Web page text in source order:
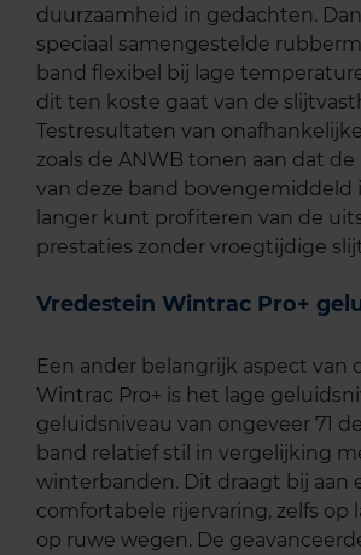
duurzaamheid in gedachten.
speciaal samengestelde
band flexibel bij lage
dit ten koste gaat van de
Testresultaten van
zoals de ANWB tonen aan dat
van deze band bovengemiddeld
langer kunt profiteren van de
prestaties zonder vroegtijdige
Vredestein Wintrac Pro+
Een ander belangrijk aspect van
Wintrac Pro+ is het lage
geluidsniveau van ongeveer 71
band relatief stil in vergelijking
winterbanden. Dit draagt bij aan
comfortabele rijervaring, zelfs op
op ruwe wegen. De